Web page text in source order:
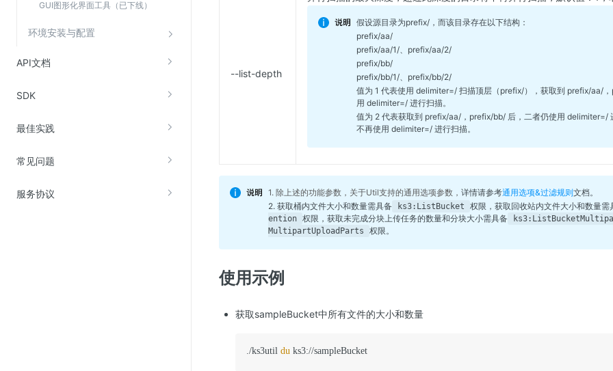
GUI图形化界面工具（已下线）
环境安装与配置
API文档
SDK
最佳实践
常见问题
服务协议
--list-depth
假设源目录为prefix/，而该目录存在以下结构：
prefix/aa/
prefix/aa/1/、prefix/aa/2/
prefix/bb/
prefix/bb/1/、prefix/bb/2/
值为 1 代表使用 delimiter=/ 扫描顶层（prefix/），获取到 prefix/aa/
用 delimiter=/ 进行扫描。
值为 2 代表获取到 prefix/aa/，prefix/bb/ 后，二者仍使用 delimiter=/
不再使用 delimiter=/ 进行扫描。
1. 除上述的功能参数，关于Util支持的通用选项参数， 详情请参考通用选项&过滤规则文档。
2. 获取桶内文件大小和数量需具备
ks3:ListBucket 权限，获取回收站内文件大小和数量需
ention 权限，获取未完成分块上传任务的数量和分块大小需具备
MultipartUploadParts
权限。
使用示例
获取sampleBucket中所有文件的大小和数量
./ks3util du ks3://sampleBucket